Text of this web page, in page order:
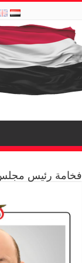
فخامة رئيس مجلس